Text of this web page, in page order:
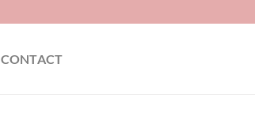
CONTACT